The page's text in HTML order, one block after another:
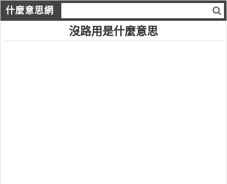
什麼意思網
沒路用是什麼意思